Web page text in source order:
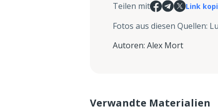
Teilen mit Link
Fotos aus diesen Quellen:
Autoren: Alex Mort
Verwandte Materialien